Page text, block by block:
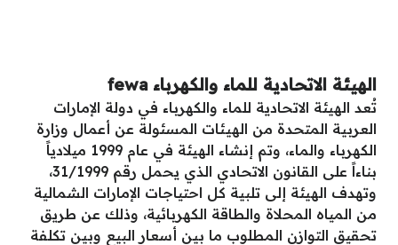
الهيئة الاتحادية للماء والكهرباءfewa
تُعد الهيئة الاتحادية للماء والكهرباء في دولة الإمارات
العربية المتحدة من الهيئات المسئولة عن أعمال وزارة
الكهرباء والماء، وتم إنشاء الهيئة في عام 1999 ميلادياً
بناءاً على القانون الاتحادي الذي يحمل رقم 31/1999،
وتهدف الهيئة إلى تلبية كل احتياجات الإمارات الشمالية
من المياه المحلاة والطاقة الكهربائية، وذلك عن طريق
تحقيق التوازن المطلوب ما بين أسعار البيع وبين تكلفة